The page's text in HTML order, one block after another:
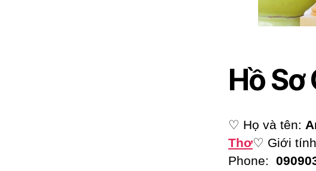
Hồ Sơ
♡ Họ và tên:
Thơ♡ Giới
Phone: